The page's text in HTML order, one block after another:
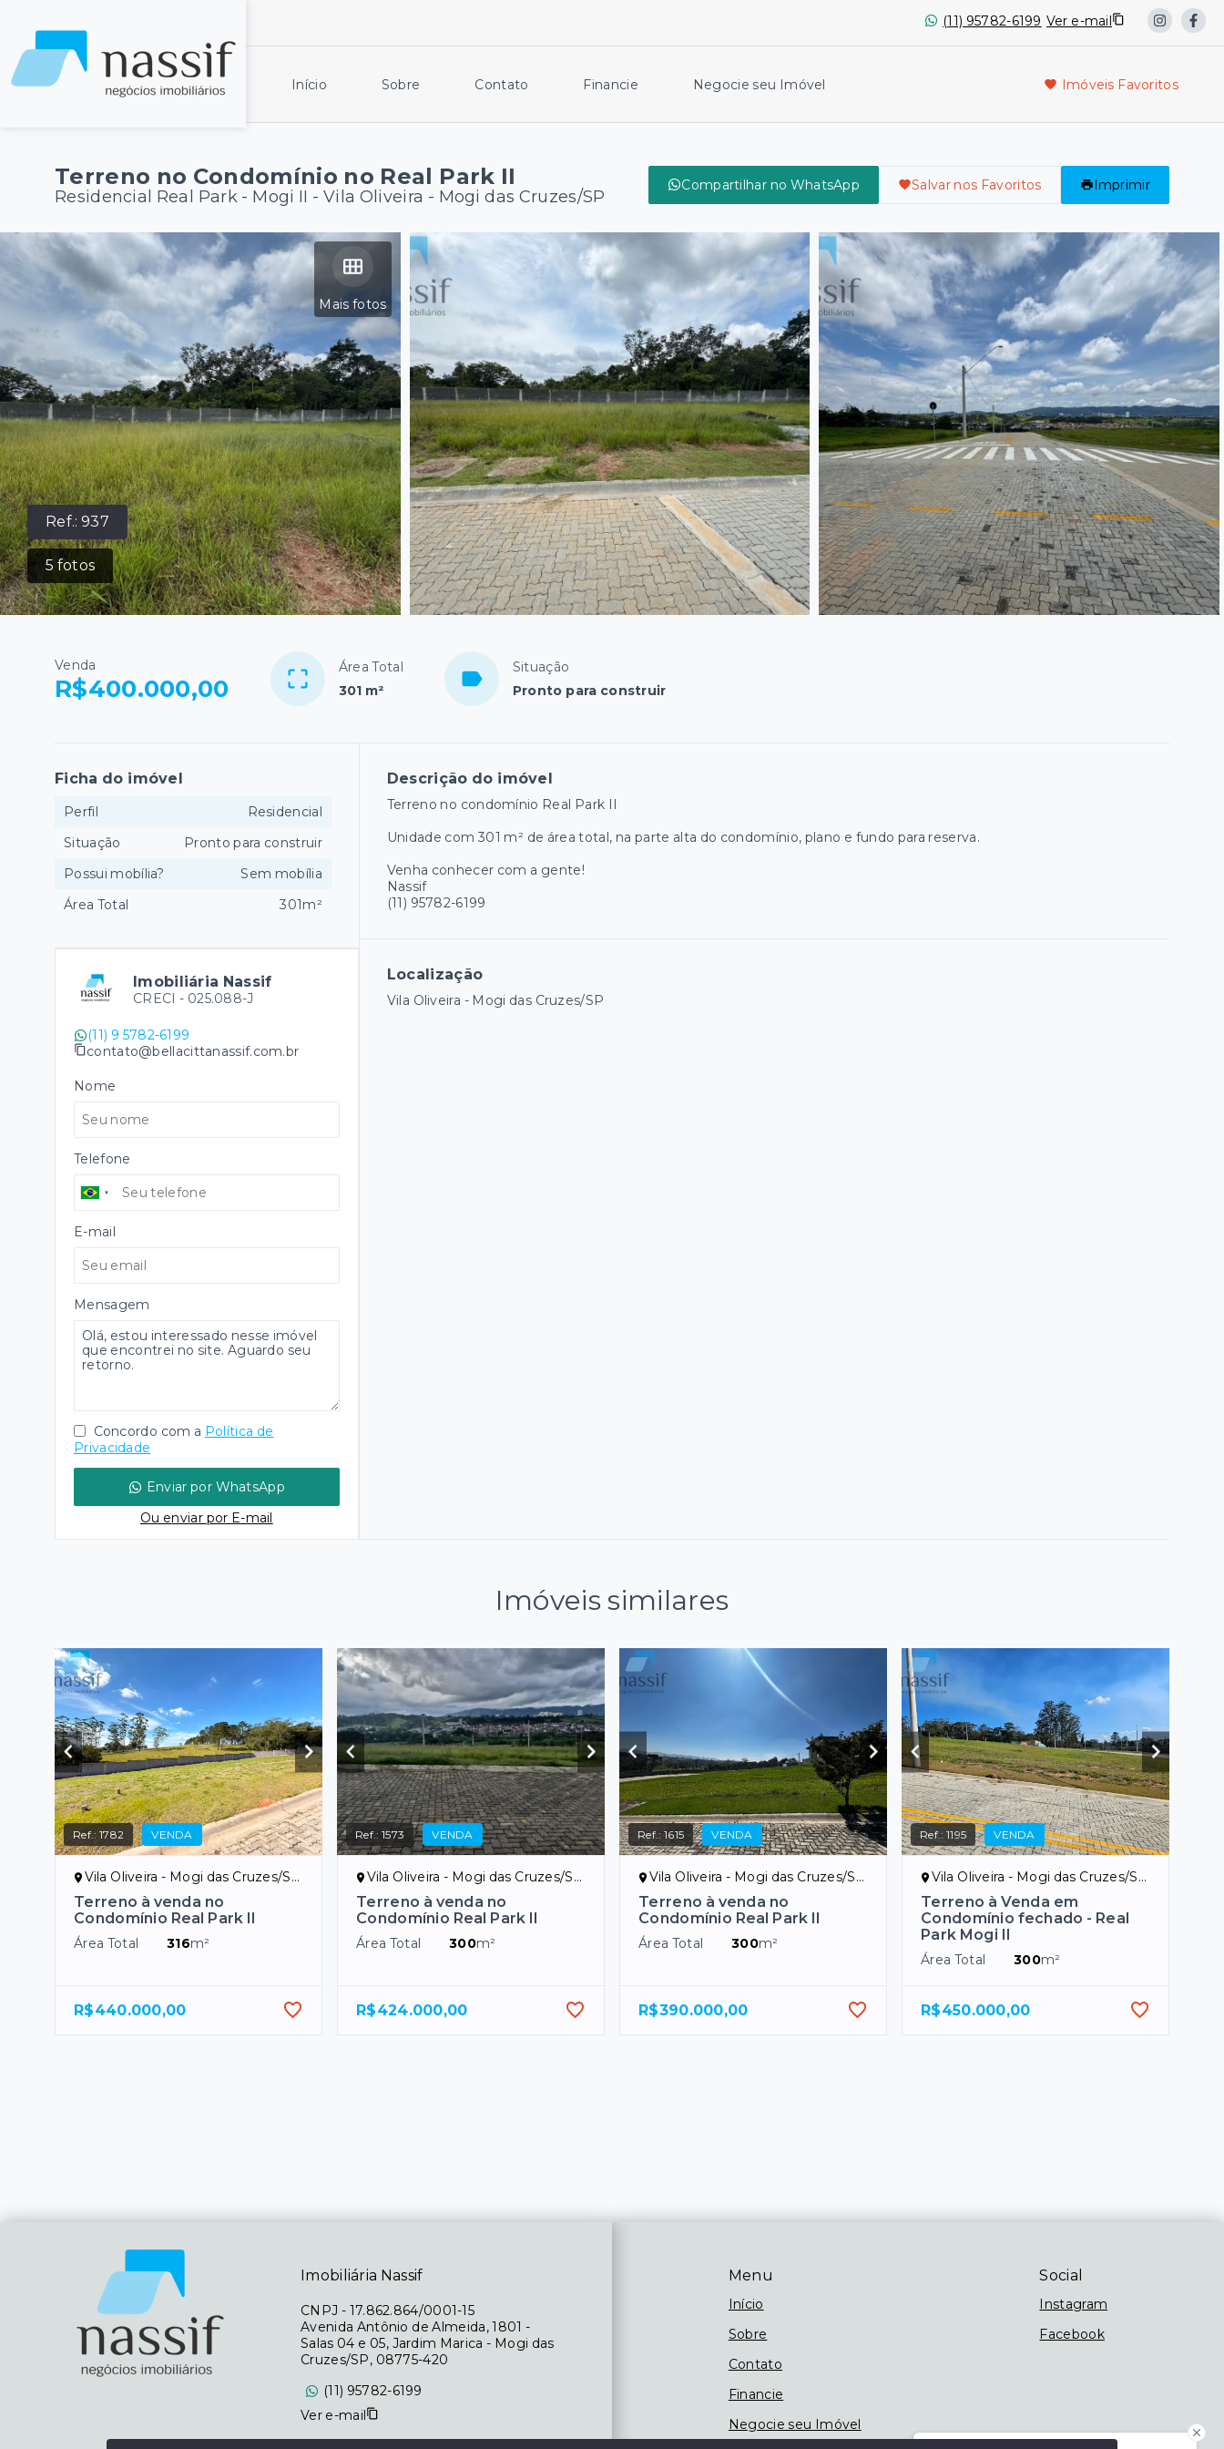
(11) 95782-6199 Ver e-mail
Início Sobre Contato Financie Negocie seu Imóvel Imóveis Favoritos
Terreno no Condomínio no Real Park II
Residencial Real Park - Mogi II - Vila Oliveira - Mogi das Cruzes/SP
Compartilhar no WhatsApp Salvar nos Favoritos Imprimir
Ref.:937
5 fotos
Mais fotos
Venda
R$400.000,00
Área Total
301 m²
Situação
Pronto para construir
Descrição do imóvel
Terreno no condomínio Real Park II
Unidade com 301 m² de área total, na parte alta do condomínio, plano e fundo para reserva.
Venha conhecer com a gente!
Nassif
(11) 95782-6199
Localização
Vila Oliveira - Mogi das Cruzes/SP
Ficha do imóvel
Perfil
Residencial
Situação
Pronto para construir
Possui mobília?
Sem mobília
Área Total
301m²
Imobiliária Nassif
CRECI - 025.088-J
(11) 9 5782-6199
contato@bellacittanassif.com.br
Nome
Telefone
E-mail
Mensagem
Concordo com a Política de
Privacidade
Enviar por WhatsApp
Ou enviar por E-mail
Imóveis similares
Ref.:1782 VENDA
Vila Oliveira - Mogi das Cruzes/SP
Terreno à venda no
Condomínio Real Park II
Área Total 316m²
R$440.000,00
Ref.:1573 VENDA
Vila Oliveira - Mogi das Cruzes/SP
Terreno à venda no
Condomínio Real Park II
Área Total 300m²
R$424.000,00
Ref.:1615 VENDA
Vila Oliveira - Mogi das Cruzes/SP
Terreno à venda no
Condomínio Real Park II
Área Total 300m²
R$390.000,00
Ref.:1195 VENDA
Vila Oliveira - Mogi das Cruzes/SP
Terreno à Venda em
Condomínio fechado - Real
Park Mogi II
Área Total 300m²
R$450.000,00
Menu
Início
Sobre
Contato
Financie
Negocie seu Imóvel
Social
Instagram
Facebook
Imobiliária Nassif
CNPJ - 17.862.864/0001-15
Avenida Antônio de Almeida, 1801 -
Salas 04 e 05, Jardim Marica - Mogi das
Cruzes/SP, 08775-420
(11) 95782-6199
Ver e-mail